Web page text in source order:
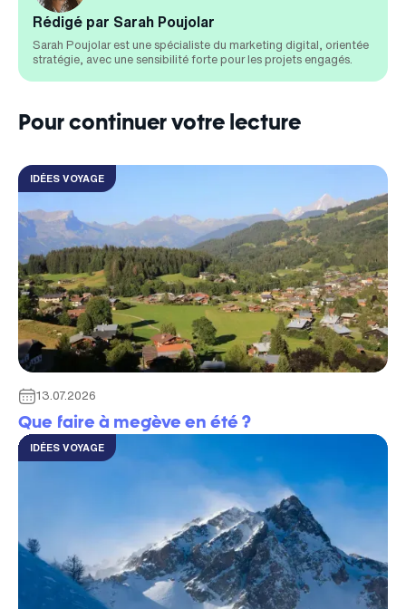
Rédigé par Sarah Poujolar
Sarah Poujolar est une spécialiste du marketing digital, orientée
stratégie, avec une sensibilité forte pour les projets engagés.
Pour continuer votre lecture
IDÉES VOYAGE
13.07.2026
Que faire à megève en été​ ?
IDÉES VOYAGE